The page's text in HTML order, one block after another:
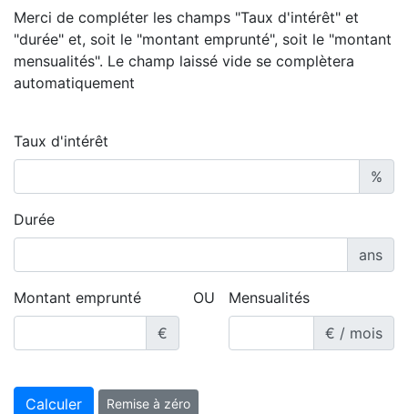
Merci de compléter les champs "Taux d'intérêt" et
"durée" et, soit le "montant emprunté", soit le "montant
mensualités". Le champ laissé vide se complètera
automatiquement
Taux d'intérêt
%
Durée
ans
Montant emprunté
€
OU
Mensualités
€ / mois
Calculer Remise à zéro